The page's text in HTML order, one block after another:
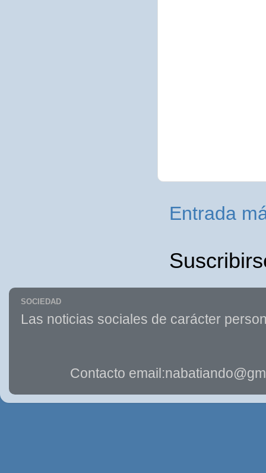
Entrada
SOCIEDAD
Las noticias sociales de carácter
Contacto